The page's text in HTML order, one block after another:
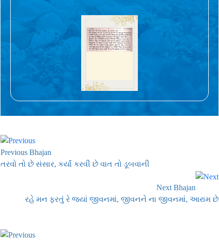
Previous Bhajan
તરવો તો છે સંસાર, કર્યાં કરવી છે વાત તો ડૂબવાની
Next Bhajan
રહે મન ફરતું રે જ્યાં જીવનમાં, જીવનને ના જીવનમાં, આરામ છે